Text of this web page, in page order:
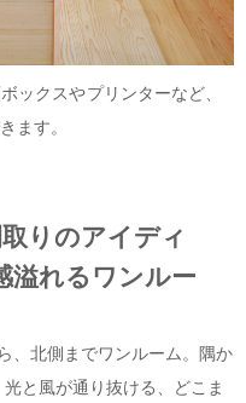
ックスやプリンターなど、
ます。
りのアイディ
溢れるワンルー
、北側までワンルーム。隅か
と風が通り抜ける、どこま